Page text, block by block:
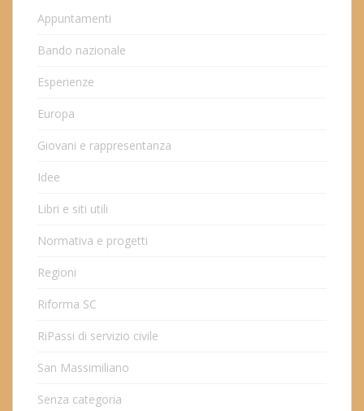
Appuntamenti
Bando nazionale
Esperienze
Europa
Giovani e rappresentanza
Idee
Libri e siti utili
Normativa e progetti
Regioni
Riforma SC
RiPassi di servizio civile
San Massimiliano
Senza categoria